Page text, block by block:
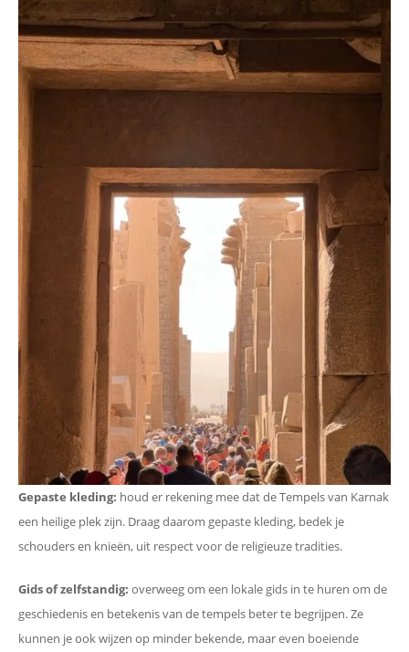
Gepaste kleding: houd er rekening mee dat de Tempels van Karnak
een heilige plek zijn. Draag daarom gepaste kleding, bedek je
schouders en knieën, uit respect voor de religieuze tradities.
Gids of zelfstandig: overweeg om een lokale gids in te huren om de
geschiedenis en betekenis van de tempels beter te begrijpen. Ze
kunnen je ook wijzen op minder bekende, maar even boeiende